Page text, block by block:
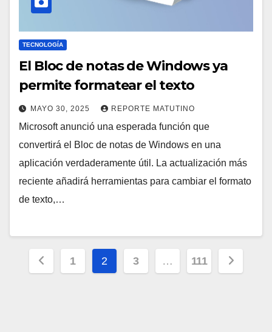
TECNOLOGÍA
El Bloc de notas de Windows ya
permite formatear el texto
MAYO 30, 2025 REPORTE MATUTINO
Microsoft anunció una esperada función que
convertirá el Bloc de notas de Windows en una
aplicación verdaderamente útil. La actualización más
reciente añadirá herramientas para cambiar el formato
de texto,…
Paginación
1 2 3 … 111